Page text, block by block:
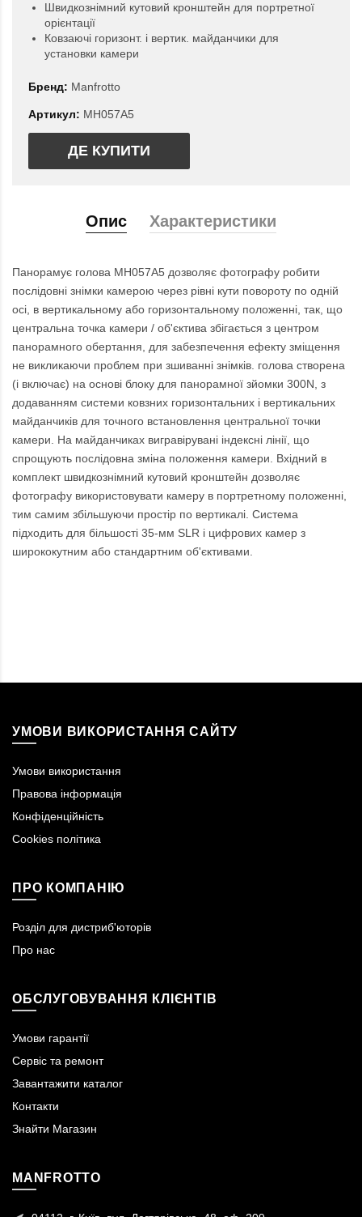
Швидкознімний кутовий кронштейн для портретної
орієнтації
Ковзаючі горизонт. і вертик. майданчики для
установки камери
Бренд: Manfrotto
Артикул: MH057A5
ДЕ КУПИТИ
Опис Характеристики
Панорамує голова MH057A5 дозволяє фотографу робити
послідовні знімки камерою через рівні кути повороту по одній
осі, в вертикальному або горизонтальному положенні, так, що
центральна точка камери / об'єктива збігається з центром
панорамного обертання, для забезпечення ефекту зміщення
не викликаючи проблем при зшиванні знімків. голова створена
(і включає) на основі блоку для панорамної зйомки 300N, з
додаванням системи ковзних горизонтальних і вертикальних
майданчиків для точного встановлення центральної точки
камери. На майданчиках вигравірувані індексні лінії, що
спрощують послідовна зміна положення камери. Вхідний в
комплект швидкознімний кутовий кронштейн дозволяє
фотографу використовувати камеру в портретному положенні,
тим самим збільшуючи простір по вертикалі. Система
підходить для більшості 35-мм SLR і цифрових камер з
ширококутним або стандартним об'єктивами.
УМОВИ ВИКОРИСТАННЯ САЙТУ
Умови використання
Правова інформація
Конфіденційність
Cookies політика
ПРО КОМПАНІЮ
Розділ для дистриб'юторів
Про нас
ОБСЛУГОВУВАННЯ КЛІЄНТІВ
Умови гарантії
Сервіс та ремонт
Завантажити каталог
Контакти
Знайти Магазин
MANFROTTO